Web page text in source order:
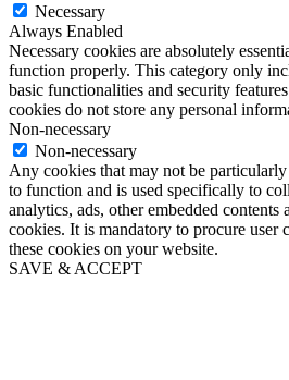
Necessary
Always Enabled
Necessary cookies are absolutely
function properly. This category only
basic functionalities and security
cookies do not store any personal
Non-necessary
Non-necessary
Any cookies that may not be
to function and is used specifically to
analytics, ads, other embedded contents
cookies. It is mandatory to procure user
these cookies on your website.
SAVE & ACCEPT